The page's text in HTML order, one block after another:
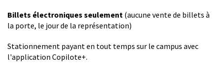
Billets électroniques seulement (aucune vente de billets à
la porte, le jour de la représentation)
Stationnement payant en tout temps sur le campus avec
l'application Copilote+.